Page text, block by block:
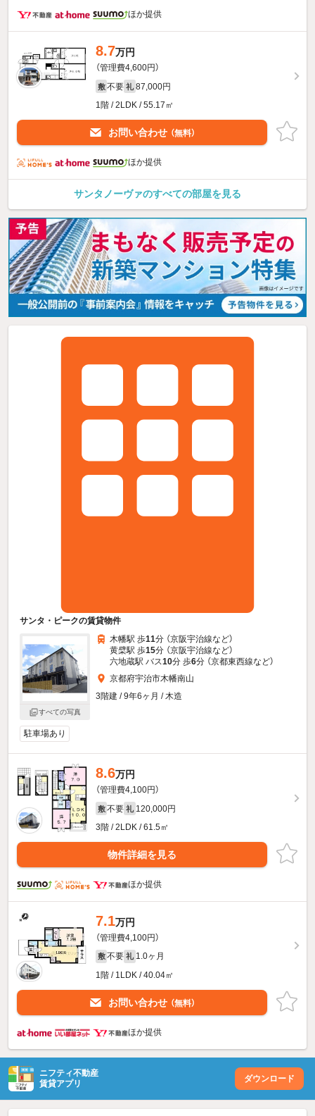
ほか提供
8.7万円
（管理費4,600円）
敷 不要 礼 87,000円
1階 / 2LDK / 55.17㎡
お問い合わせ （無料）
ほか提供
サンタノーヴァのすべての部屋を見る
サンタ・ピークの賃貸物件
すべての写真
木幡駅 歩11分 （京阪宇治線など）
黄檗駅 歩15分 （京阪宇治線など）
六地蔵駅 バス10分 歩6分 （京都東西線など）
京都府宇治市木幡南山
3階建 / 9年6ヶ月 / 木造
駐車場あり
8.6万円
（管理費4,100円）
敷 不要 礼 120,000円
3階 / 2LDK / 61.5㎡
物件詳細を見る
ほか提供
7.1万円
（管理費4,100円）
敷 不要 礼 1.0ヶ月
1階 / 1LDK / 40.04㎡
お問い合わせ （無料）
ほか提供
ニフティ不動産
賃貸アプリ
ダウンロード